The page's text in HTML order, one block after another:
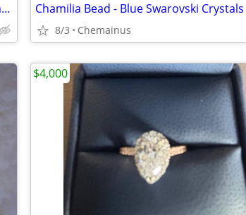
Sterling Silver Necklace - handcrafted w/semiprecious gemstones Chamilia Bead - Blue Swarovski Crystals
8/3 Chemainus
$4,000